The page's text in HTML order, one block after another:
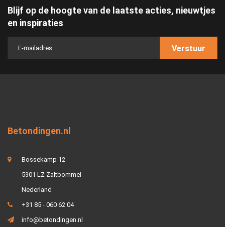
Blijf op de hoogte van de laatste acties, nieuwtjes
en inspiraties
Verstuur
Betondingen.nl
Bossekamp 12
5301 LZ Zaltbommel
Nederland
+31 85 - 060 62 04
info@betondingen.nl